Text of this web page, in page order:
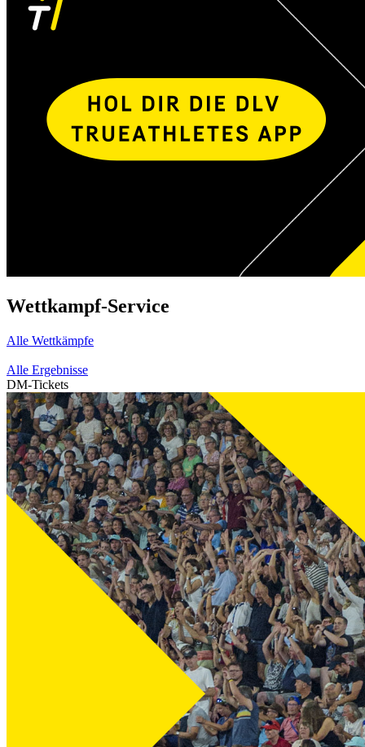
Wettkampf-Service
Alle Wettkämpfe
Alle Ergebnisse
DM-Tickets